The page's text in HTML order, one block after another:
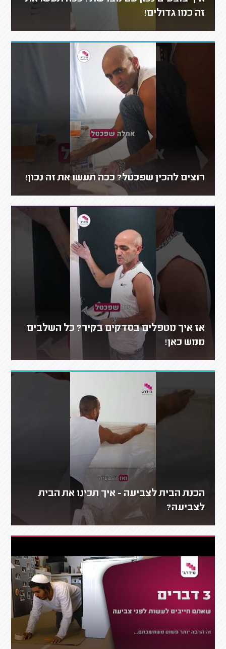
זה כמו גדולים!
רוצים להכין שפכטל? ככה תעשו את זה נכון!
אז איך מטפלים בסדקים בקיר? כל השלבים
ממש כאן!
הכנת הבית לצביעה - איך תכינו את הבית
לצביעה?